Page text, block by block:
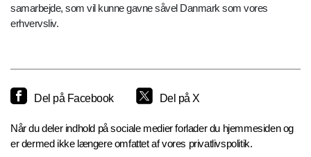
samarbejde, som vil kunne gavne såvel Danmark som vores
erhvervsliv.
Del på Facebook Del på X
Når du deler indhold på sociale medier forlader du hjemmesiden og
er dermed ikke længere omfattet af vores privatlivspolitik.